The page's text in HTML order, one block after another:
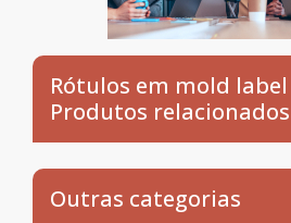
Rótulos em mold label
Produtos relacionados
Outras categorias